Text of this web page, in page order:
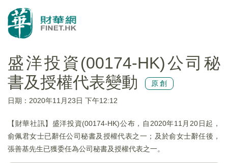
盛洋投資(00174-HK)公司秘
書及授權代表變動
原創
日期：2020年11月23日 下午12:12
【財華社訊】盛洋投資(00174-HK)公布，自2020年11月20日起，
俞佩君女士已辭任公司秘書及授權代表之一；及於俞女士辭任後，
張善基先生已獲委任為公司秘書及授權代表之一。